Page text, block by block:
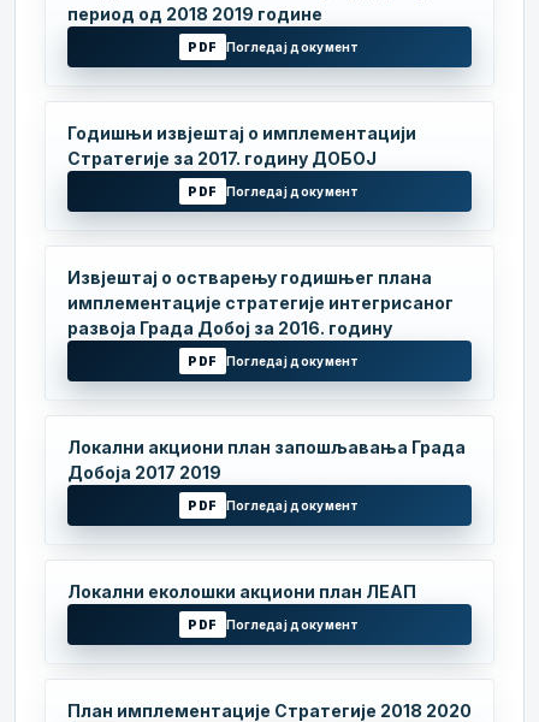
период од 2018 2019 године
PDF Погледај документ
Годишњи извјештај о имплементацији
Стратегије за 2017. годину ДОБОЈ
PDF Погледај документ
Извјештај о остварењу годишњег плана
имплементације стратегије интегрисаног
развоја Града Добој за 2016. годину
PDF Погледај документ
Локални акциони план запошљавања Града
Добоја 2017 2019
PDF Погледај документ
Локални еколошки акциони план ЛЕАП
PDF Погледај документ
План имплементације Стратегије 2018 2020